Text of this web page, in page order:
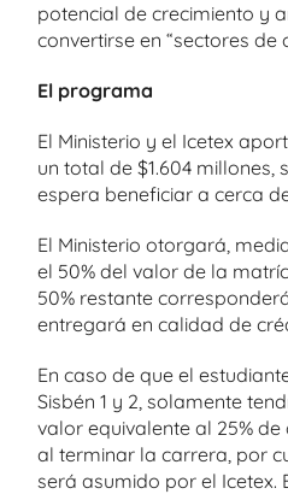
potencial de crecimiento y
convertirse en “sectores de
El programa
El Ministerio y el Icetex
un total de $1.604 millones,
espera beneficiar a cerca
El Ministerio otorgará,
el 50% del valor de la
50% restante
entregará en calidad de
En caso de que el
Sisbén 1 y 2, solamente
valor equivalente al 25%
al terminar la carrera, por
será asumido por el Icetex.